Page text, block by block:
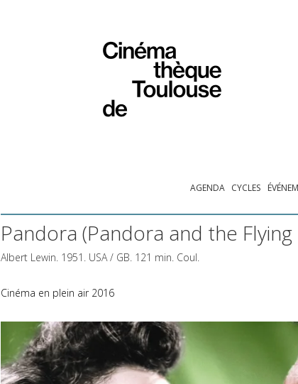
AGENDA CYCLES
Pandora (Pandora and the
Albert Lewin. 1951. USA/ GB. 121 min. Coul.
Cinéma en plein air 2016